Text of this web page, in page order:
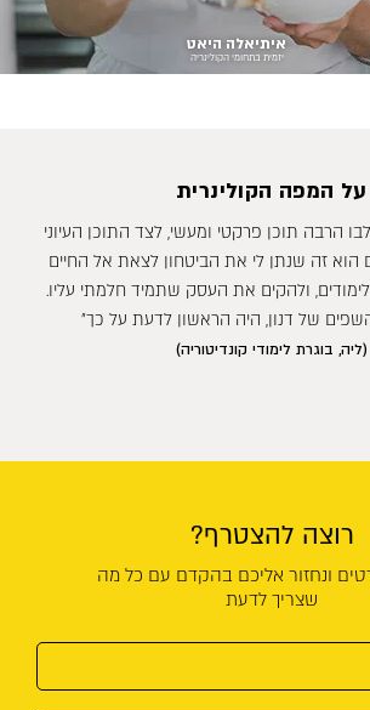
איתיאלה היאט
יזמית בתחומי הקולינריה
על המפה הקולינרית
הרבה תוכן פרקטי ומעשי, לצד התוכן העיוני
הוא זה שנתן לי את הביטחון לצאת אל החיים
ולהקים את העסק שתמיד חלמתי עליו.
של דנון, היה הראשון לדעת על כך״
(ליה, בוגרת לימודי קונדיטוריה)
רוצה להצטרף?
ונחזור אליכם בהקדם עם כל מה
שצריך לדעת